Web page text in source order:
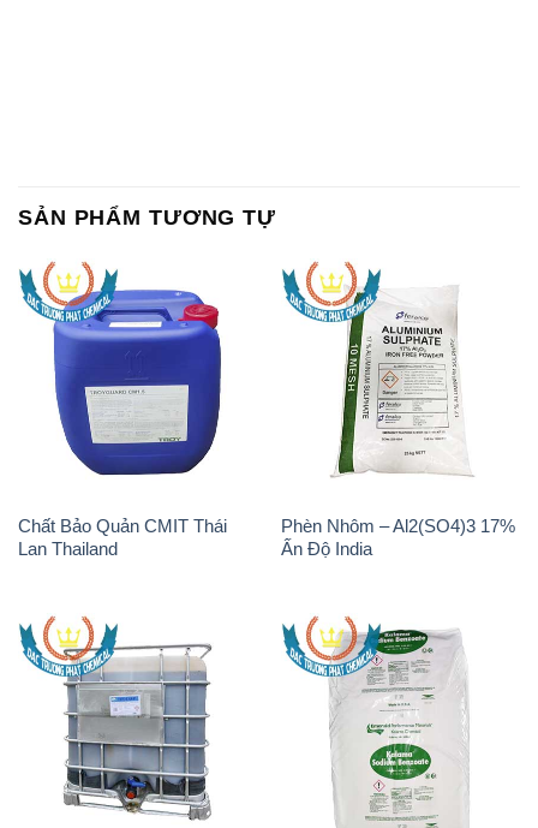
Chất Bảo Quản CMIT Thái
Lan Thailand
Phèn Nhôm – Al2(SO4)3 17%
Ấn Độ India
Chất tạo bọt Las P Tico Tank
IBC Bồn Việt Nam
Sodium Benzoate – Mốc Bột
Kalama Food Grade Mỹ Usa